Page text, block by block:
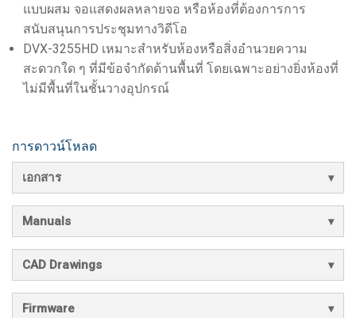
แบบผสม จอแสดงผลหลายจอ หรือห้องที่ต้องการการ
สนับสนุนการประชุมทางวิดีโอ
DVX-3255HD เหมาะสำหรับห้องหรือสิ่งอำนวยความ
สะดวกใด ๆ ที่มีข้อจำกัดด้านพื้นที่ โดยเฉพาะอย่างยิ่งห้องที่
ไม่มีพื้นที่ในชั้นวางอุปกรณ์
การดาวน์โหลด
เอกสาร
Manuals
CAD Drawings
Firmware